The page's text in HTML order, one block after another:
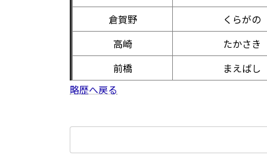
倉賀野 くらがの
高崎 たかさき
前橋
まえばし
略歴へ戻る